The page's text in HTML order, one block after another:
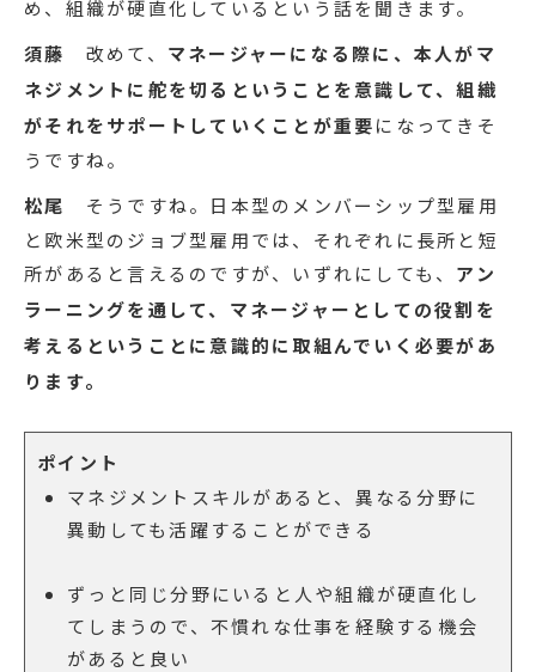
め、組織が硬直化しているという話を聞きます。
須藤
改めて、 マネージャーになる際に、本人がマ
ネジメントに舵を切るということを意識して、組織
がそれをサポートしていくことが重要になってきそ
うですね。
松尾
そうですね。日本型のメンバーシップ型雇用
と欧米型のジョブ型雇用では、それぞれに長所と短
所があると言えるのですが、いずれにしても、 アン
ラーニングを通して、マネージャーとしての役割を
考えるということに意識的に取組んでいく必要があ
ります。
ポイント
マネジメントスキルがあると、異なる分野に
異動しても活躍することができる
ずっと同じ分野にいると人や組織が硬直化し
てしまうので、不慣れな仕事を経験する機会
があると良い